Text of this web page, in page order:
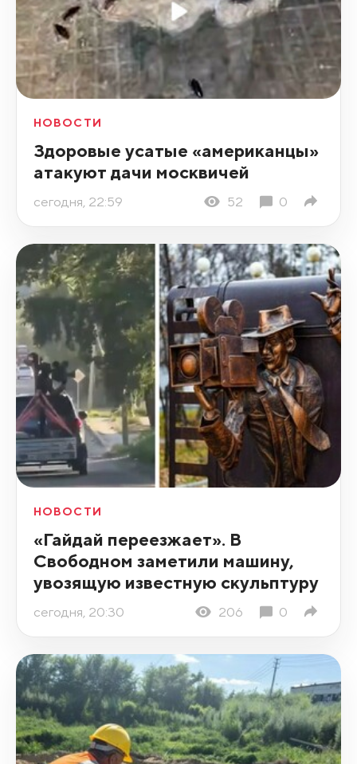
НОВОСТИ
Здоровые усатые «американцы»
атакуют дачи москвичей
сегодня, 22:59 52 0
НОВОСТИ
«Гайдай переезжает». В
Свободном заметили машину,
увозящую известную скульптуру
сегодня, 20:30 206 0